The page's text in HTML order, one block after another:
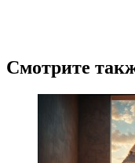
Смотрите